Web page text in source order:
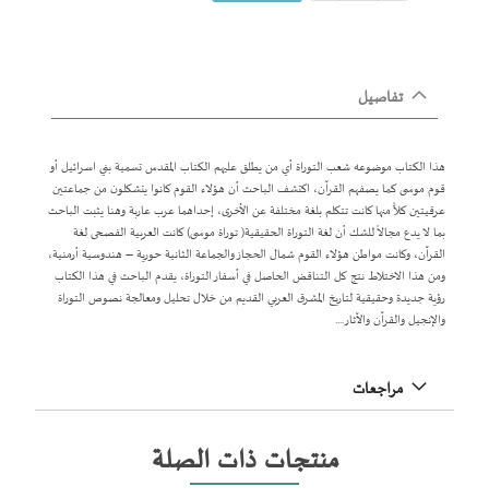
تفاصيل
هذا الكتاب موضوعه شعب التوراة أي من يطلق عليهم الكتاب المقدس تسمية بني اسرائيل أو
قوم موسى كما يصفهم القرآن، اكتشف الباحث أن هؤلاء القوم كانوا يتشكلون من جماعتين
عرقيتين كلاًّ منها كانت تتكلم بلغة مختلفة عن الأخرى، إحداهما عرب عاربة وهنا يثبت الباحث
بما لا يدع مجالاً للشك أن لغة التوراة الحقيقية( توراة موسى) كانت العربية الفصحى لغة
القرآن، وكانت مواطن هؤلاء القوم شمال الحجاز والجماعة الثانية حورية – هندوسية أرمنية،
ومن هذا الاختلاط نتج كل التناقض الحاصل في أسفار التوراة، يقدم الباحث في هذا الكتاب
رؤية جديدة وحقيقية لتاريخ المشرق العربي القديم من خلال تحليل ومعالجة نصوص التوراة
والإنجيل والقرآن والآثار....
مراجعات
منتجات ذات الصلة